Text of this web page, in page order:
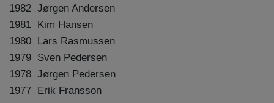
1982 Jørgen Andersen
1981 Kim Hansen
1980 Lars Rasmussen
1979 Sven Pedersen
1978 Jørgen Pedersen
1977 Erik Fransson